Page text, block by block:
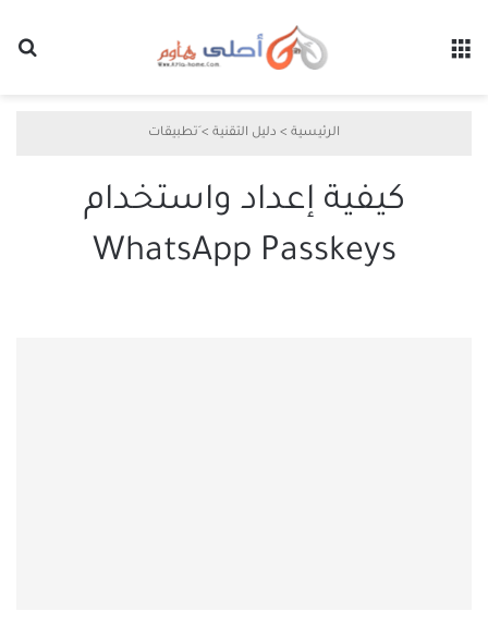
الرئيسية > دليل التقنية > َتطبيقات
كيفية إعداد واستخدام
WhatsApp Passkeys